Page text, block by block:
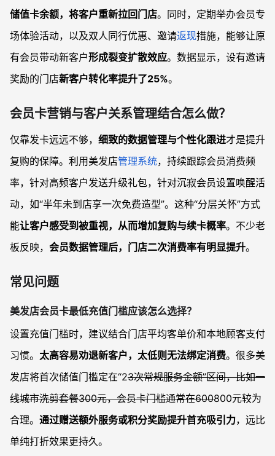
储值卡余额，将客户重新拉回门店。同时，定期举办会员专
场体验活动，以及双人同行优惠、邀请返现措施，能够让原
有会员带动新客户形成裂变扩散效应。数据显示，设有邀请
奖励的门店新客户转化率提升了25%。
会员卡营销与客户关系管理结合怎么做？
仅靠发卡远远不够， 细致的数据管理与个性化跟进才是提升
复购的保障。利用美发店管理系统，持续跟踪会员消费频
率，针对高频客户发送升级礼包，针对沉寂会员设置唤醒活
动，如“半年未到店享一次免费造型”。这种“分层关怀”方式
能让客户感受到被重视，从而增加复购与续卡概率。不少老
板反映， 会员数据管理后，门店二次消费率有明显提升。
常见问题
美发店会员卡最低充值门槛应该怎么选择？
设置充值门槛时，建议结合门店平均客单价和本地顾客支付
习惯。 太高容易劝退新客户，太低则无法绑定消费。很多美
发店将首次储值门槛定在“23次常规服务金额”区间，比如一
线城市洗剪套餐300元，会员卡门槛通常在600800元较为
合理。 通过赠送额外服务或积分奖励提升首充吸引力，远比
单纯打折效果更持久。